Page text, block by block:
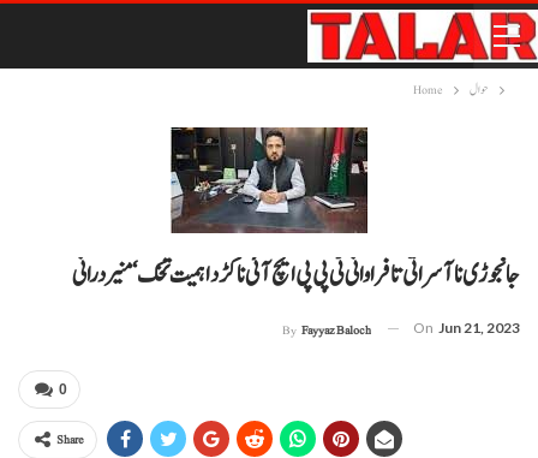
Home حوال
جانجوڑی نا آسراتی تا فراوانی ٹی پی پی ایچ آئی نا کڑد اہمیت تخک‘ منیر درانی
By Fayyaz Baloch On Jun 21, 2023
0
Share